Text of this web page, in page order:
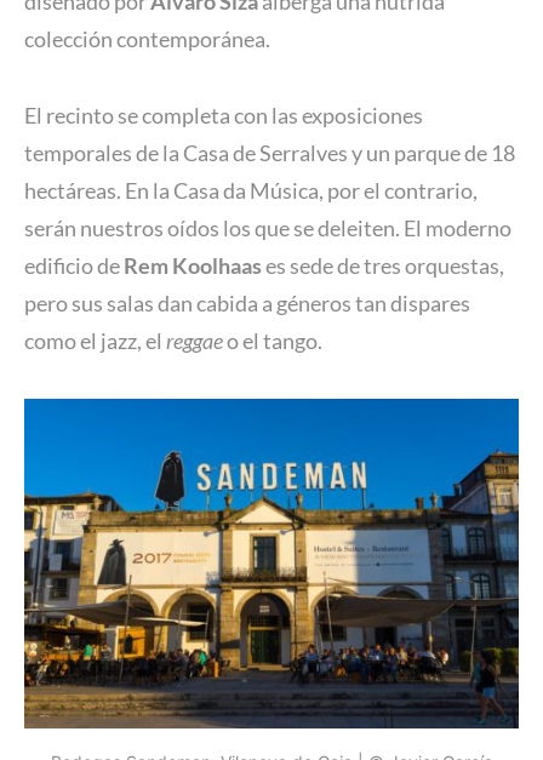
colección contemporánea.
El recinto se completa con las exposiciones
temporales de la Casa de Serralves y un parque de 18
hectáreas. En la Casa da Música, por el contrario,
serán nuestros oídos los que se deleiten. El moderno
edificio deRem Koolhaases sede de tres orquestas,
pero sus salas dan cabida a géneros tan dispares
como el jazz, el reggaeo el tango.